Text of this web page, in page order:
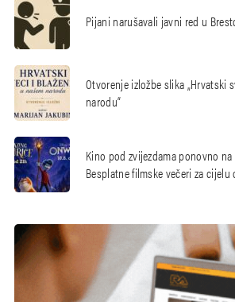
Pijani narušavali javni red u
Otvorenje izložbe slika „Hrvatski
narodu“
Kino pod zvijezdama ponovno
Besplatne filmske večeri za cijelu